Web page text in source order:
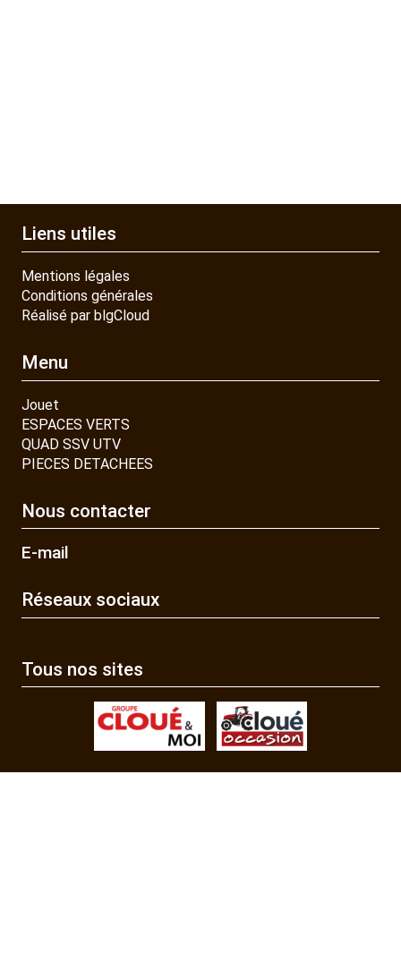
Liens utiles
Mentions légales
Conditions générales
Réalisé par blgCloud
Menu
Jouet
ESPACES VERTS
QUAD SSV UTV
PIECES DETACHEES
Nous contacter
E-mail
Réseaux sociaux
Tous nos sites